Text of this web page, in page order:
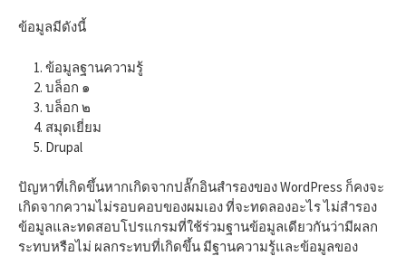
ข้อมูลมีดังนี้
ข้อมูลฐานความรู้
บล็อก ๑
บล็อก ๒
สมุดเยี่ยม
Drupal
ปัญหาที่เกิดขึ้นหากเกิดจากปลั๊กอินสำรองของ WordPress ก็คงจะ
เกิดจากความไม่รอบคอบของผมเอง ที่จะทดลองอะไร ไม่สำรอง
ข้อมูลและทดสอบโปรแกรมที่ใช้ร่วมฐานข้อมูลเดียวกันว่ามีผลก
ระทบหรือไม่ ผลกระทบที่เกิดขึ้น มีฐานความรู้และข้อมูลของ